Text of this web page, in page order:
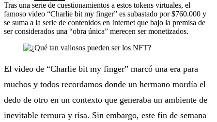
Tras una serie de cuestionamientos a estos tokens virtuales, el
famoso video “Charlie bit my finger” es subastado por $760.000 y
se suma a la serie de contenidos en Internet que bajo la premisa de
ser considerados una “obra única” merecen ser monetizados.
El video de “Charlie bit my finger” marcó una era para
muchos y todos recordamos donde un hermano mordía el
dedo de otro en un contexto que generaba un ambiente de
inevitable ternura y risa. Sin embargo, este fin de semana